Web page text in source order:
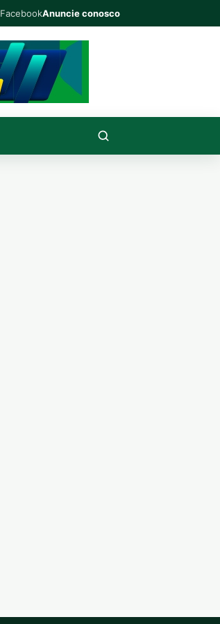
FacebookAnuncie conosco